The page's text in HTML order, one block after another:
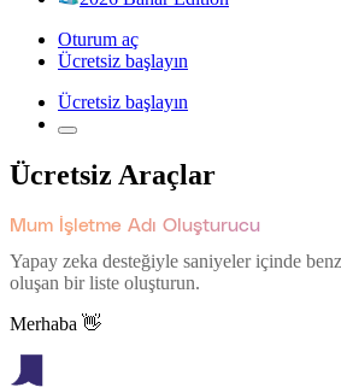
Oturum aç
Ücretsiz başlayın
Ücretsiz başlayın
Ücretsiz Araçlar
Mum İşletme Adı Oluşturucu
Yapay zeka desteğiyle saniyeler içinde
oluşan bir liste oluşturun.
Merhaba 👋